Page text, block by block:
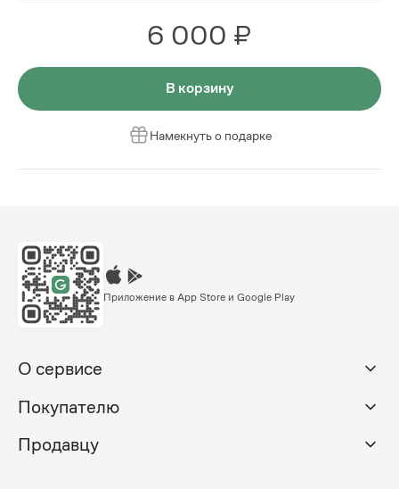
6 000 ₽
В корзину
Намекнуть о подарке
Приложение в App Store и Google Play
О сервисе
Покупателю
Продавцу